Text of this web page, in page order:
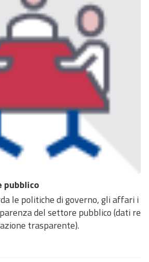
pubblico
le politiche di governo, gli affari i
del settore pubblico (dati re
trasparente).